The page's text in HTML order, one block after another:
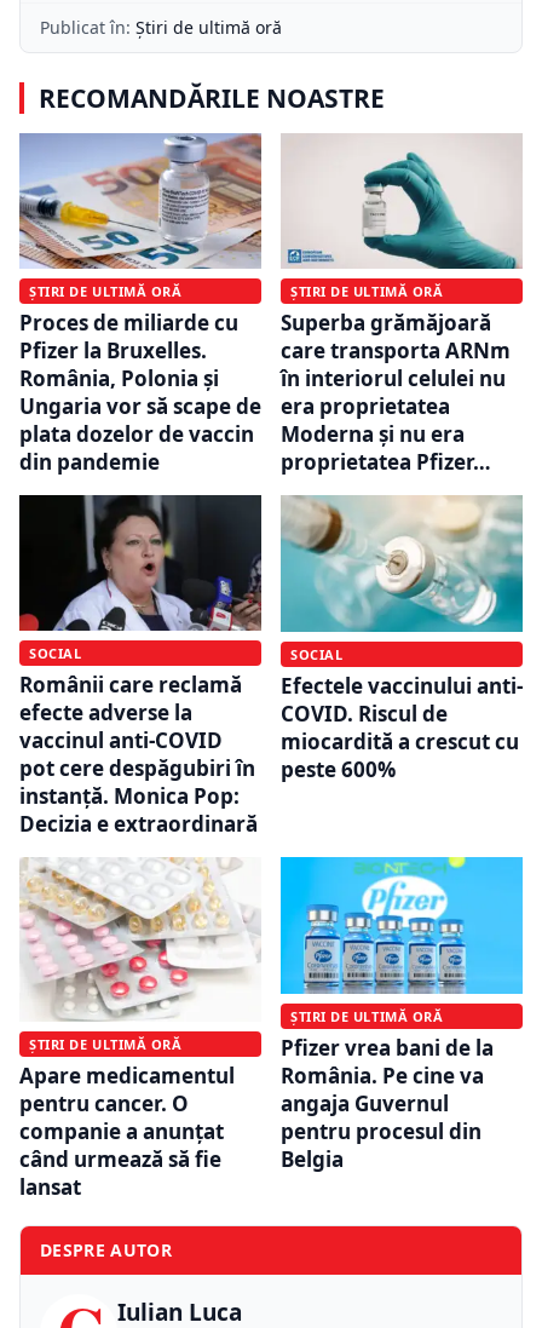
Publicat în: Știri de ultimă oră
RECOMANDĂRILE NOASTRE
ȘTIRI DE ULTIMĂ ORĂ
Proces de miliarde cu
Pfizer la Bruxelles.
România, Polonia și
Ungaria vor să scape de
plata dozelor de vaccin
din pandemie
ȘTIRI DE ULTIMĂ ORĂ
Superba grămăjoară
care transporta ARNm
în interiorul celulei nu
era proprietatea
Moderna și nu era
proprietatea Pfizer…
SOCIAL
Românii care reclamă
efecte adverse la
vaccinul anti-COVID
pot cere despăgubiri în
instanță. Monica Pop:
Decizia e extraordinară
SOCIAL
Efectele vaccinului anti-
COVID. Riscul de
miocardită a crescut cu
peste 600%
ȘTIRI DE ULTIMĂ ORĂ
Apare medicamentul
pentru cancer. O
companie a anunțat
când urmează să fie
lansat
ȘTIRI DE ULTIMĂ ORĂ
Pfizer vrea bani de la
România. Pe cine va
angaja Guvernul
pentru procesul din
Belgia
DESPRE AUTOR
Iulian Luca